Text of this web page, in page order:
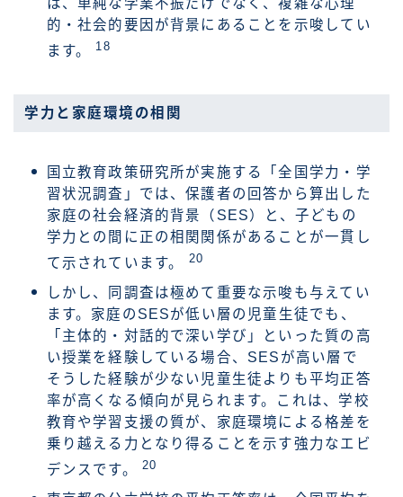
的・社会的要因が背景にあることを示唆してい
ます。
18
学力と家庭環境の相関
国立教育政策研究所が実施する「全国学力・学
習状況調査」では、保護者の回答から算出した
家庭の社会経済的背景（SES）と、子どもの
学力との間に正の相関関係があることが一貫し
て示されています。
20
しかし、同調査は極めて重要な示唆も与えてい
ます。家庭のSESが低い層の児童生徒でも、
「主体的・対話的で深い学び」といった質の高
い授業を経験している場合、SESが高い層で
そうした経験が少ない児童生徒よりも平均正答
率が高くなる傾向が見られます。これは、学校
教育や学習支援の質が、家庭環境による格差を
乗り越える力となり得ることを示す強力なエビ
デンスです。
20